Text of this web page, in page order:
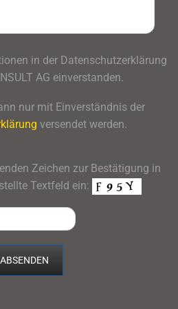
in der Datenschutzerklärung
AG einverstanden.
nur mit Einverständnis der
versendet werden.
Zeichen zur Bestätigung in
Textfeld ein: